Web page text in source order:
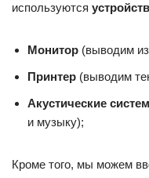
используются
Монитор (выводим
Принтер (выводим
Акустические
и музыку);
Кроме того, мы можем